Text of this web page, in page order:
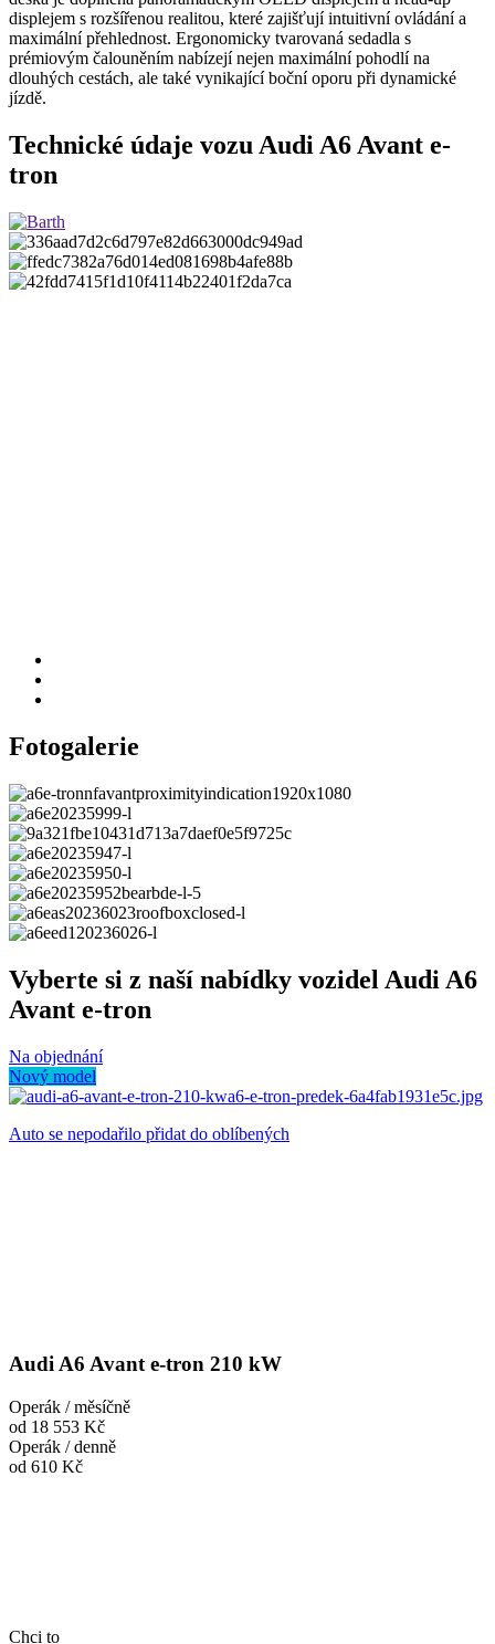
displejem s rozšířenou realitou, které zajišťují intuitivní ovládání a
maximální přehlednost. Ergonomicky tvarovaná sedadla s
prémiovým čalouněním nabízejí nejen maximální pohodlí na
dlouhých cestách, ale také vynikající boční oporu při dynamické
jízdě.
Technické údaje vozu Audi A6 Avant e-
tron
Fotogalerie
Vyberte si z naší nabídky vozidel Audi A6
Avant e-tron
Na objednání
Nový model
Auto se nepodařilo přidat do oblíbených
Audi A6 Avant e-tron 210 kW
Operák / měsíčně
od 18 553 Kč
Operák / denně
od 610 Kč
Chci to